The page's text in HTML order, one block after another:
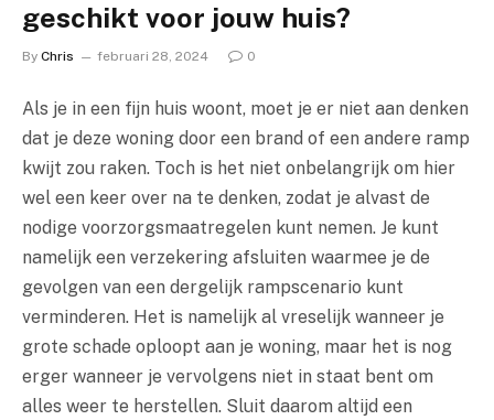
geschikt voor jouw huis?
By Chris februari 28, 2024 0
Als je in een fijn huis woont, moet je er niet aan denken
dat je deze woning door een brand of een andere ramp
kwijt zou raken. Toch is het niet onbelangrijk om hier
wel een keer over na te denken, zodat je alvast de
nodige voorzorgsmaatregelen kunt nemen. Je kunt
namelijk een verzekering afsluiten waarmee je de
gevolgen van een dergelijk rampscenario kunt
verminderen. Het is namelijk al vreselijk wanneer je
grote schade oploopt aan je woning, maar het is nog
erger wanneer je vervolgens niet in staat bent om
alles weer te herstellen. Sluit daarom altijd een